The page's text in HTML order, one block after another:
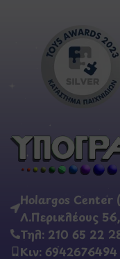
Holargos Center
Λ.Περικλέους
Τηλ: 210 65 22
Κιν: 6942676494